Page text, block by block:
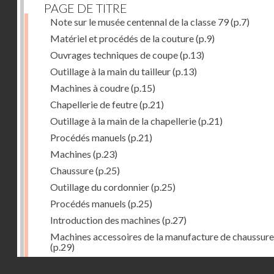
PAGE DE TITRE
Note sur le musée centennal de la classe 79(p.7)
Matériel et procédés de la couture(p.9)
Ouvrages techniques de coupe(p.13)
Outillage à la main du tailleur(p.13)
Machines à coudre(p.15)
Chapellerie de feutre(p.21)
Outillage à la main de la chapellerie(p.21)
Procédés manuels (p.21)
Machines (p.23)
Chaussure(p.25)
Outillage du cordonnier(p.25)
Procédés manuels (p.25)
Introduction des machines (p.27)
Machines accessoires de la manufacture de
(p.29)